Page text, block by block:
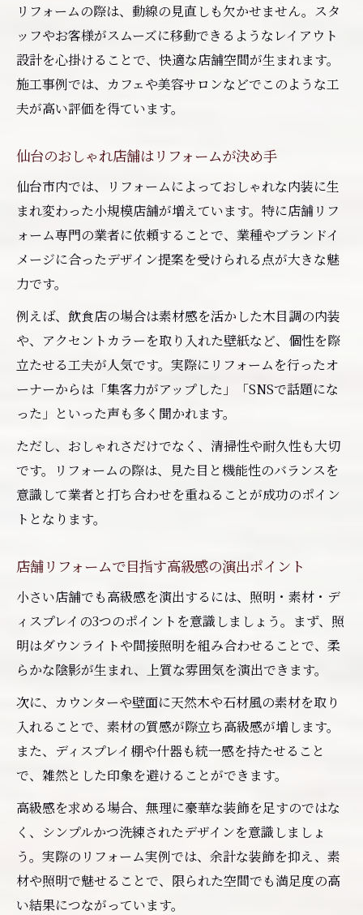
リフォームの際は、動線の見直しも欠かせません。スタ
ッフやお客様がスムーズに移動できるようなレイアウト
設計を心掛けることで、快適な店舗空間が生まれます。
施工事例では、カフェや美容サロンなどでこのような工
夫が高い評価を得ています。
仙台のおしゃれ店舗はリフォームが決め手
仙台市内では、リフォームによっておしゃれな内装に生
まれ変わった小規模店舗が増えています。特に店舗リフ
ォーム専門の業者に依頼することで、業種やブランドイ
メージに合ったデザイン提案を受けられる点が大きな魅
力です。
例えば、飲食店の場合は素材感を活かした木目調の内装
や、アクセントカラーを取り入れた壁紙など、個性を際
立たせる工夫が人気です。実際にリフォームを行ったオ
ーナーからは「集客力がアップした」「SNSで話題にな
った」といった声も多く聞かれます。
ただし、おしゃれさだけでなく、清掃性や耐久性も大切
です。リフォームの際は、見た目と機能性のバランスを
意識して業者と打ち合わせを重ねることが成功のポイン
トとなります。
店舗リフォームで目指す高級感の演出ポイント
小さい店舗でも高級感を演出するには、照明・素材・デ
ィスプレイの3つのポイントを意識しましょう。まず、照
明はダウンライトや間接照明を組み合わせることで、柔
らかな陰影が生まれ、上質な雰囲気を演出できます。
次に、カウンターや壁面に天然木や石材風の素材を取り
入れることで、素材の質感が際立ち高級感が増します。
また、ディスプレイ棚や什器も統一感を持たせること
で、雑然とした印象を避けることができます。
高級感を求める場合、無理に豪華な装飾を足すのではな
く、シンプルかつ洗練されたデザインを意識しましょ
う。実際のリフォーム実例では、余計な装飾を抑え、素
材や照明で魅せることで、限られた空間でも満足度の高
い結果につながっています。